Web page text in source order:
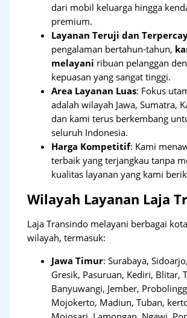
dari mobil keluarga hingga
premium.
Layanan Teruji dan
pengalaman bertahun-tahun,
melayani ribuan pelanggan
kepuasan yang sangat tinggi.
Area Layanan Luas: Fokus
adalah wilayah Jawa, Sumatra,
dan kami terus berkembang
seluruh Indonesia.
Harga Kompetitif: Kami
terbaik yang terjangkau tanpa
kualitas layanan yang kami
Wilayah Layanan Laja
Laja Transindo melayani berbagai
wilayah, termasuk:
Jawa Timur:Surabaya,
Gresik, Pasuruan, Kediri, Blitar,
Banyuwangi, Jember,
Mojokerto, Madiun, Tuban,